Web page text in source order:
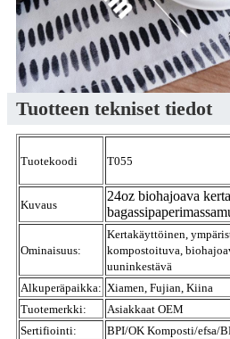
Tuotteen tekniset tiedot
Tuotekoodi T055
Kuvaus
24oz biohajoava
Ominaisuus:
Kertakäyttöinen,
kompostoituva,
uuninkestävä
Alkuperäpaikka: Xiamen, Fujian, Kiina
Tuotemerkki:
Asiakkaat OEM
Sertifiointi:
BPI/OK Komposti/efsa/